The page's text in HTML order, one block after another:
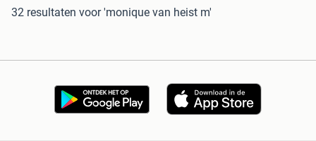
32 resultaten voor 'monique van heist m'